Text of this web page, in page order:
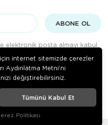
ABONE OL
elektronik posta almayı kabul
. Tüm hakları saklıdır.
internet sitemizde çerezler
Aydınlatma Metni’ni
değiştirebilirsiniz.
Tümünü Kabul Et
Politikası